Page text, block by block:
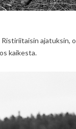
kaikesta.